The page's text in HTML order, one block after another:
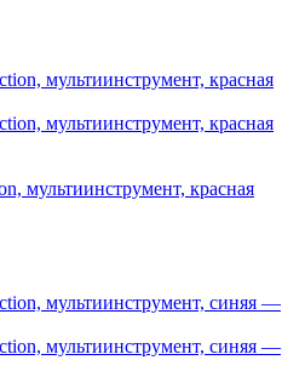
мультиинструмент, красная